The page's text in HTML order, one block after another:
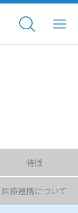
特徴
医療連携について